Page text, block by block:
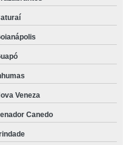
Veneza
Canedo